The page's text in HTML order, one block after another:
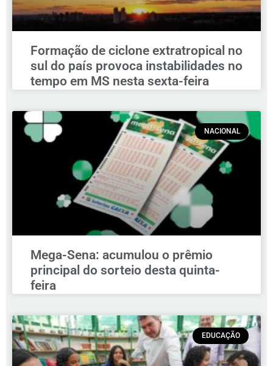
Formação de ciclone extratropical no
sul do país provoca instabilidades no
tempo em MS nesta sexta-feira
NACIONAL
Mega-Sena: acumulou o prêmio
principal do sorteio desta quinta-
feira
EDUCAÇÃO